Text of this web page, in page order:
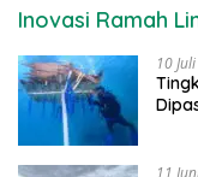
Inovasi Ramah
10
11